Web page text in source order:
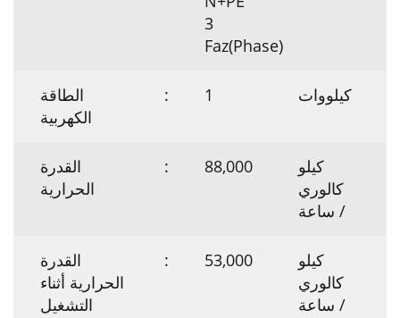
3
Faz(Phase)
الطاقة
الكهربية
: 1 كيلووات
القدرة
الحرارية
: 88,000
كيلو
كالوري
/ ساعة
القدرة
الحرارية أثناء
التشغيل
: 53,000
كيلو
كالوري
/ ساعة